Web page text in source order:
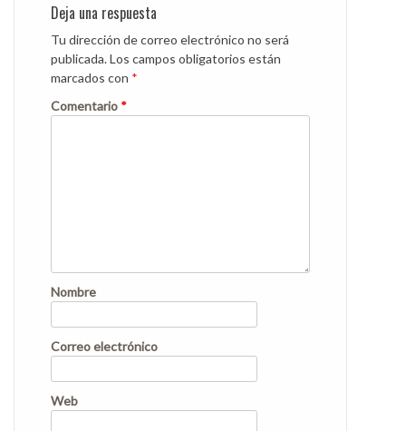
Deja una respuesta
Tu dirección de correo electrónico no será
publicada.Los campos obligatorios están
marcados con *
Comentario *
Nombre
Correo electrónico
Web